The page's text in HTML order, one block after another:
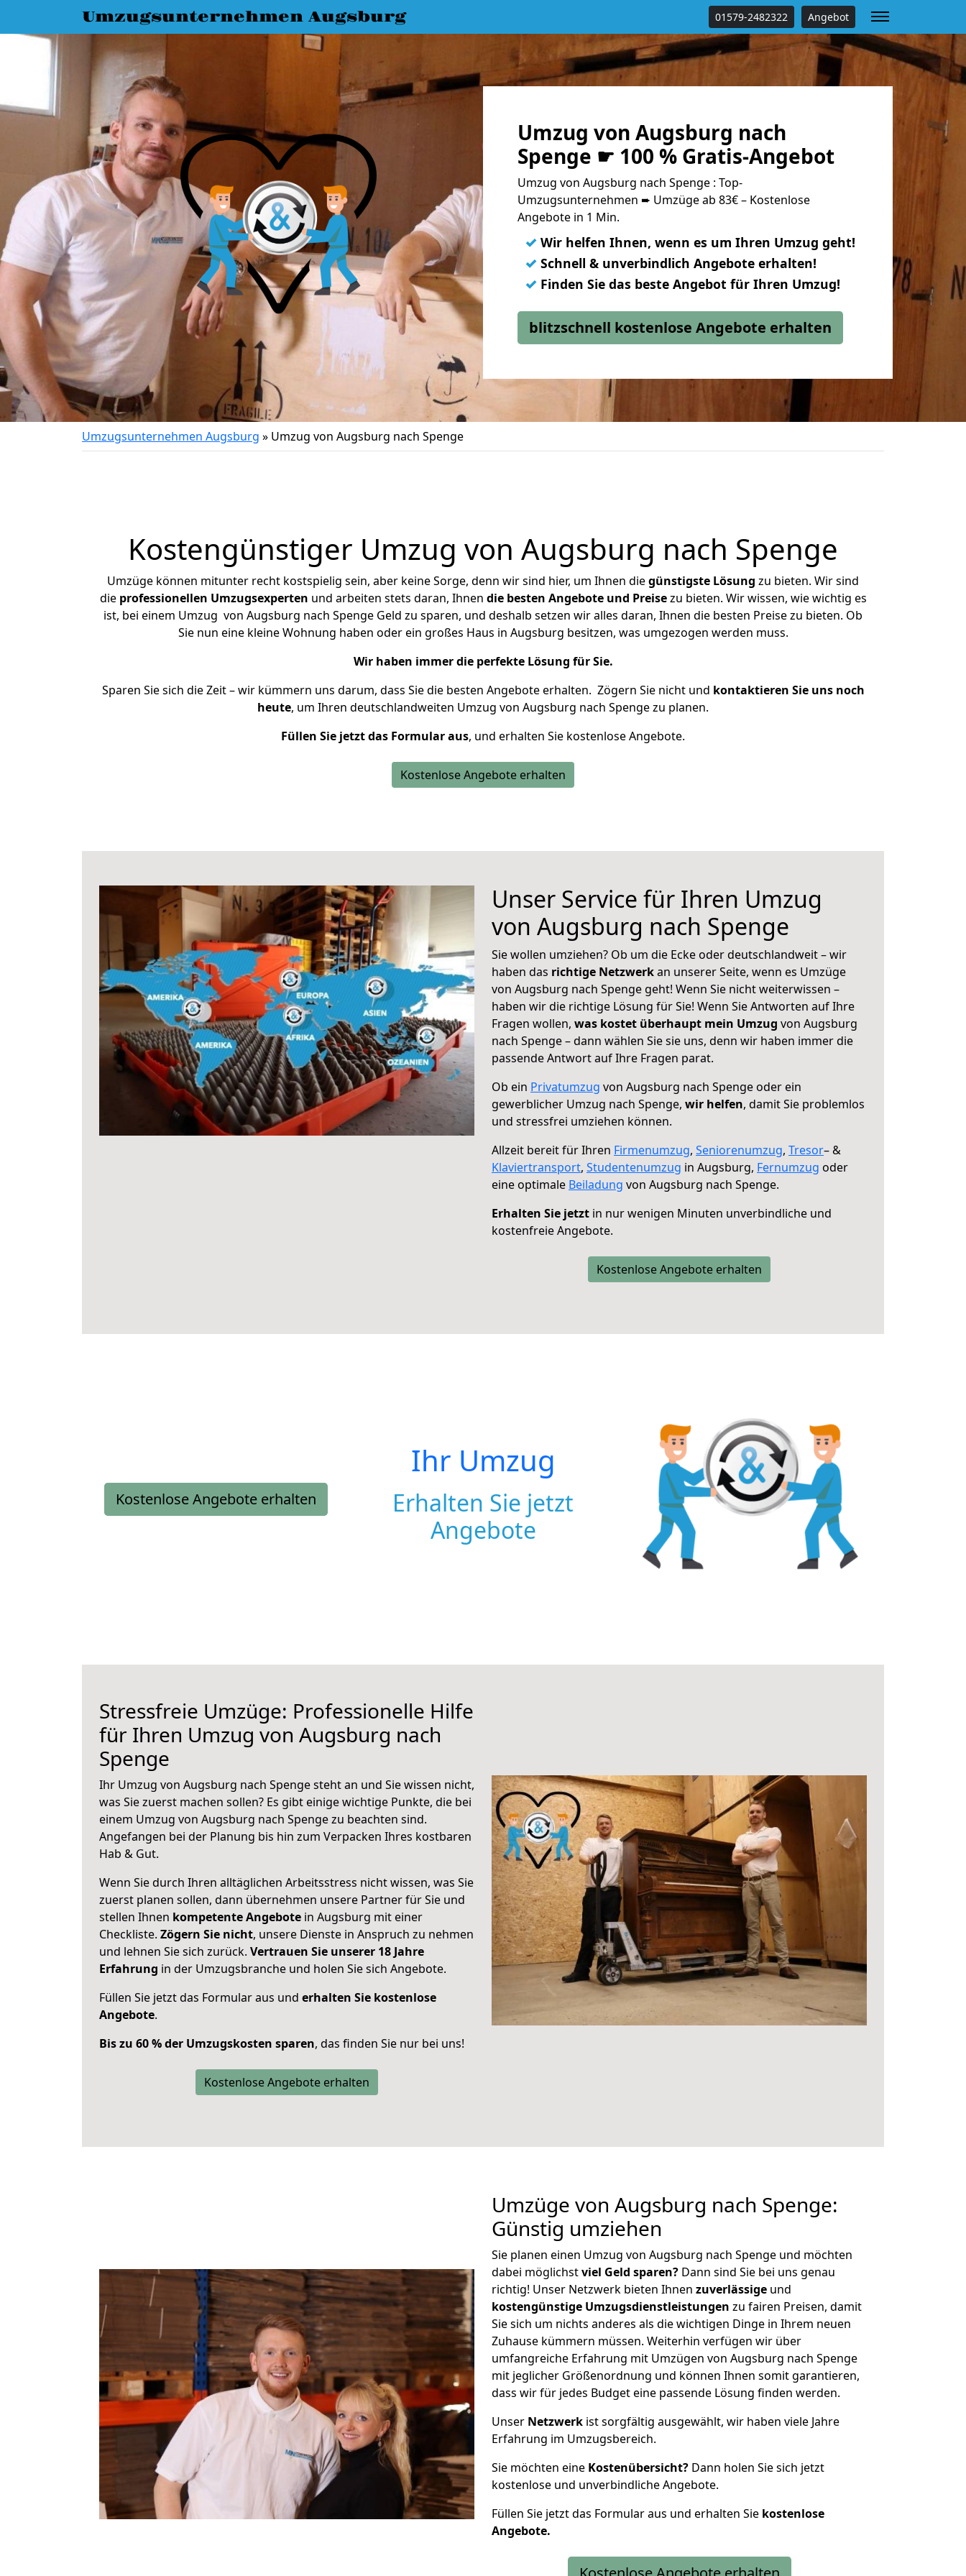
Umzugsunternehmen Augsburg 01579-2482322 Angebot
Umzug von Augsburg nach
Spenge ☛ 100 % Gratis-Angebot
Umzug von Augsburg nach Spenge : Top-
Umzugsunternehmen ➨ Umzüge ab 83€ – Kostenlose
Angebote in 1 Min.
✓ Wir helfen Ihnen, wenn es um Ihren Umzug geht!
✓ Schnell & unverbindlich Angebote erhalten!
✓ Finden Sie das beste Angebot für Ihren Umzug!
blitzschnell kostenlose Angebote erhalten
Umzugsunternehmen Augsburg » Umzug von Augsburg nach Spenge
Kostengünstiger Umzug von Augsburg nach Spenge
Umzüge können mitunter recht kostspielig sein, aber keine Sorge, denn wir sind hier, um Ihnen diegünstigste Lösung zu bieten. Wir sind
die professionellen Umzugsexperten und arbeiten stets daran, Ihnen die besten Angebote und Preisezu bieten. Wir wissen, wie wichtig es
ist, bei einem Umzug von Augsburg nach Spenge Geld zu sparen, und deshalb setzen wir alles daran, Ihnen die besten Preise zu bieten. Ob
Sie nun eine kleine Wohnung haben oder ein großes Haus in Augsburg besitzen, was umgezogen werden muss.
Wir haben immer die perfekte Lösung für Sie.
Sparen Sie sich die Zeit – wir kümmern uns darum, dass Sie die besten Angebote erhalten. Zögern Sie nicht und kontaktieren Sie uns noch
heute, um Ihren deutschlandweiten Umzug von Augsburg nach Spenge zu planen.
Füllen Sie jetzt das Formular aus, und erhalten Sie kostenlose Angebote.
Kostenlose Angebote erhalten
Unser Service für Ihren Umzug
von Augsburg nach Spenge
Sie wollen umziehen? Ob um die Ecke oder deutschlandweit – wir
haben das richtige Netzwerkan unserer Seite, wenn es Umzüge
von Augsburg nach Spenge geht! Wenn Sie nicht weiterwissen –
haben wir die richtige Lösung für Sie! Wenn Sie Antworten auf Ihre
Fragen wollen, was kostet überhaupt mein Umzug von Augsburg
nach Spenge – dann wählen Sie sie uns, denn wir haben immer die
passende Antwort auf Ihre Fragen parat.
Ob ein Privatumzug von Augsburg nach Spenge oder ein
gewerblicher Umzug nach Spenge, wir helfen, damit Sie problemlos
und stressfrei umziehen können.
Allzeit bereit für Ihren Firmenumzug, Seniorenumzug, Tresor– &
Klaviertransport, Studentenumzug in Augsburg, Fernumzug oder
eine optimale Beiladung von Augsburg nach Spenge.
Erhalten Sie jetzt in nur wenigen Minuten unverbindliche und
kostenfreie Angebote.
Kostenlose Angebote erhalten
Kostenlose Angebote erhalten
Ihr Umzug
Erhalten Sie jetzt
Angebote
Stressfreie Umzüge: Professionelle Hilfe
für Ihren Umzug von Augsburg nach
Spenge
Ihr Umzug von Augsburg nach Spenge steht an und Sie wissen nicht,
was Sie zuerst machen sollen? Es gibt einige wichtige Punkte, die bei
einem Umzug von Augsburg nach Spenge zu beachten sind.
Angefangen bei der Planung bis hin zum Verpacken Ihres kostbaren
Hab & Gut.
Wenn Sie durch Ihren alltäglichen Arbeitsstress nicht wissen, was Sie
zuerst planen sollen, dann übernehmen unsere Partner für Sie und
stellen Ihnen kompetente Angebote in Augsburg mit einer
Checkliste. Zögern Sie nicht, unsere Dienste in Anspruch zu nehmen
und lehnen Sie sich zurück. Vertrauen Sie unserer 18 Jahre
Erfahrung in der Umzugsbranche und holen Sie sich Angebote.
Füllen Sie jetzt das Formular aus und erhalten Sie kostenlose
Angebote.
Bis zu 60 % der Umzugskosten sparen, das finden Sie nur bei uns!
Kostenlose Angebote erhalten
Umzüge von Augsburg nach Spenge:
Günstig umziehen
Sie planen einen Umzug von Augsburg nach Spenge und möchten
dabei möglichstviel Geld sparen? Dann sind Sie bei uns genau
richtig! Unser Netzwerk bieten Ihnen zuverlässige und
kostengünstige Umzugsdienstleistungen zu fairen Preisen, damit
Sie sich um nichts anderes als die wichtigen Dinge in Ihrem neuen
Zuhause kümmern müssen. Weiterhin verfügen wir über
umfangreiche Erfahrung mit Umzügen von Augsburg nach Spenge
mit jeglicher Größenordnung und können Ihnen somit garantieren,
dass wir für jedes Budget eine passende Lösung finden werden.
Unser Netzwerk ist sorgfältig ausgewählt, wir haben viele Jahre
Erfahrung im Umzugsbereich.
Sie möchten eine Kostenübersicht? Dann holen Sie sich jetzt
kostenlose und unverbindliche Angebote.
Füllen Sie jetzt das Formular aus und erhalten Sie kostenlose
Angebote.